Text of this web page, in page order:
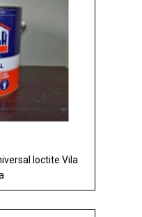
loctite Vila